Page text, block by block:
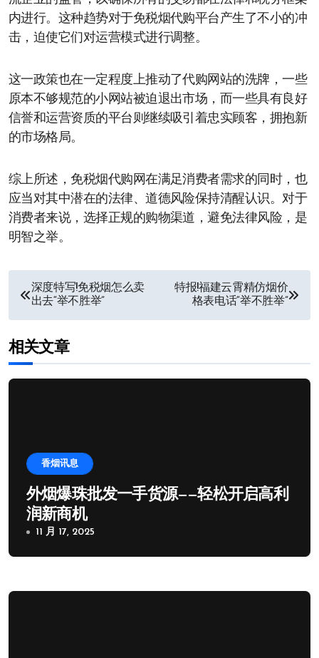
内进行。这种趋势对于免税烟代购平台产生了不小的冲
击，迫使它们对运营模式进行调整。
这一政策也在一定程度上推动了代购网站的洗牌，一些
原本不够规范的小网站被迫退出市场，而一些具有良好
信誉和运营资质的平台则继续吸引着忠实顾客，拥抱新
的市场格局。
综上所述，免税烟代购网在满足消费者需求的同时，也
应当对其中潜在的法律、道德风险保持清醒认识。对于
消费者来说，选择正规的购物渠道，避免法律风险，是
明智之举。
文
章
导
航
深度特写!免税烟怎么卖
出去“举不胜举”
特报!福建云霄精仿烟价
格表电话“举不胜举”
相关文章
香烟讯息
外烟爆珠批发一手货源——轻松开启高利
润新商机
11 月 17, 2025